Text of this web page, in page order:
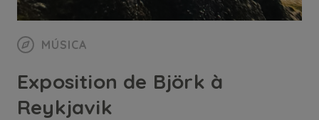
MÚSICA
Exposition de Björk à
Reykjavik